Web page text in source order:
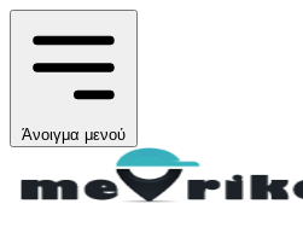
Άνοιγμα μενού